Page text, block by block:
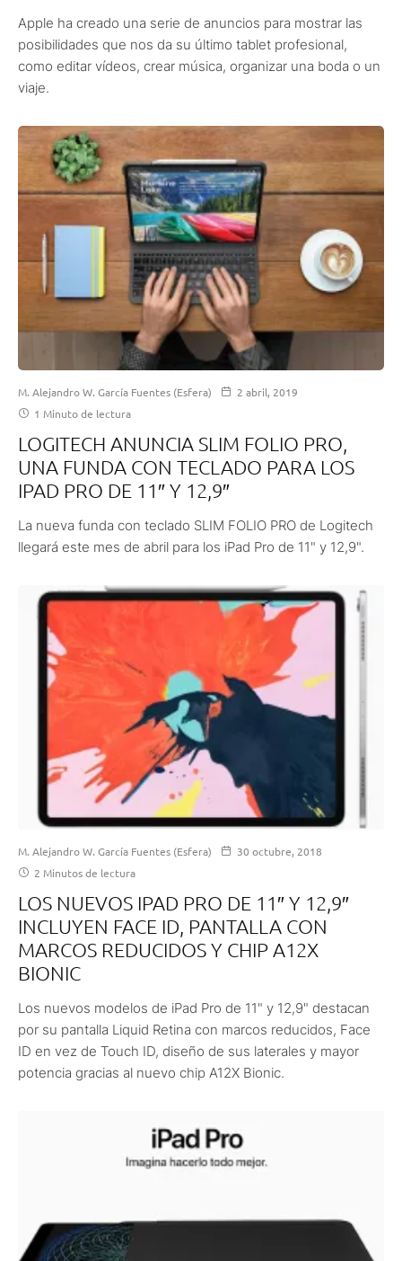
Apple ha creado una serie de anuncios para mostrar las
posibilidades que nos da su último tablet profesional,
como editar vídeos, crear música, organizar una boda o un
viaje.
M. Alejandro W. García Fuentes (Esfera)
2 abril, 2019
1 Minuto de lectura
LOGITECH ANUNCIA SLIM FOLIO PRO,
UNA FUNDA CON TECLADO PARA LOS
IPAD PRO DE 11″ Y 12,9″
La nueva funda con teclado SLIM FOLIO PRO de Logitech
llegará este mes de abril para los iPad Pro de 11" y 12,9".
M. Alejandro W. García Fuentes (Esfera)
30 octubre, 2018
2 Minutos de lectura
LOS NUEVOS IPAD PRO DE 11″ Y 12,9″
INCLUYEN FACE ID, PANTALLA CON
MARCOS REDUCIDOS Y CHIP A12X
BIONIC
Los nuevos modelos de iPad Pro de 11" y 12,9" destacan
por su pantalla Liquid Retina con marcos reducidos, Face
ID en vez de Touch ID, diseño de sus laterales y mayor
potencia gracias al nuevo chip A12X Bionic.